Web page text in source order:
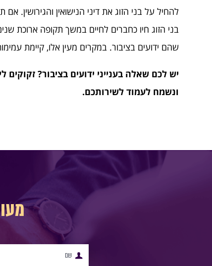
להחיל על בני הזוג את דיני הנישואין
בני הזוג חיו כחברים לחיים במשך תקופה ארוכת
שהם ידועים בציבור. במקרים מעין אלו, קיימת
יש לכם שאלה בענייני ידועים בציבור?
ונשמח לעמוד לשירותכם.